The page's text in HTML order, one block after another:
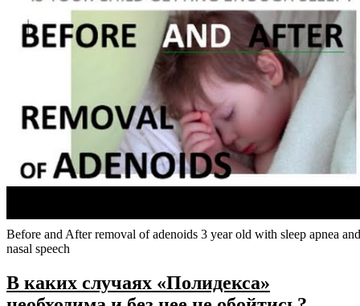
Before and After removal of adenoids 3 year old with sleep apnea and
nasal speech
В каких случаях «Полидекса»